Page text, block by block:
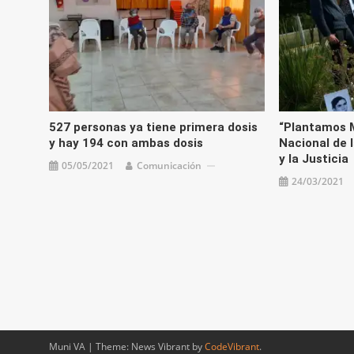
527 personas ya tiene primera dosis
y hay 194 con ambas dosis
05/05/2021 Comunicación
“Plantamos
Nacional de
y la Justicia
24/03/2021
Muni VA | Theme: News Vibrant byCodeVibrant.